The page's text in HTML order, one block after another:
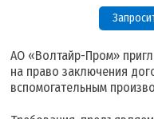
АО «Волтайр-Пром»
на право заключения
вспомогательным